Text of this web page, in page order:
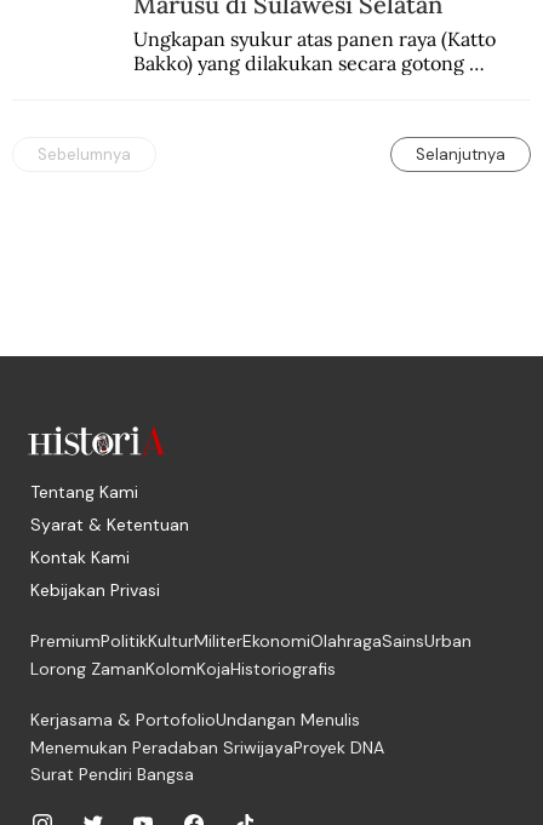
Ungkapan syukur atas panen raya (Katto
Bakko) yang dilakukan secara gotong
Sebelumnya Selanjutnya
Tentang Kami
Syarat & Ketentuan
Kontak Kami
Kebijakan Privasi
PremiumPolitikKulturMiliterEkonomiOlahragaSainsUrban
Lorong ZamanKolomKojaHistoriografis
Kerjasama & PortofolioUndangan Menulis
Menemukan Peradaban SriwijayaProyek DNA
Surat Pendiri Bangsa